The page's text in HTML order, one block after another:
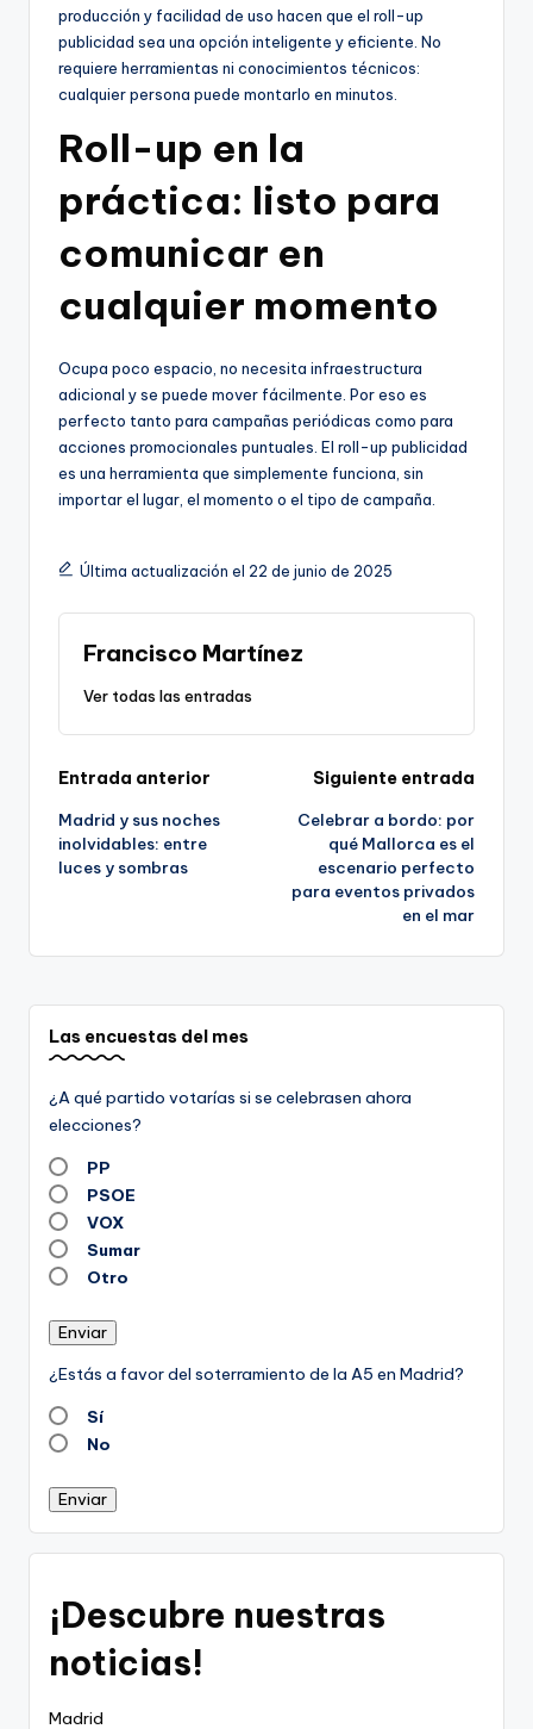
producción y facilidad de uso hacen que el roll-up
publicidad sea una opción inteligente y eficiente. No
requiere herramientas ni conocimientos técnicos:
cualquier persona puede montarlo en minutos.
Roll-up en la
práctica: listo para
comunicar en
cualquier momento
Ocupa poco espacio, no necesita infraestructura
adicional y se puede mover fácilmente. Por eso es
perfecto tanto para campañas periódicas como para
acciones promocionales puntuales. El roll-up publicidad
es una herramienta que simplemente funciona, sin
importar el lugar, el momento o el tipo de campaña.
Última actualización el 22 de junio de 2025
Francisco Martínez
Ver todas las entradas
Navegación
de
entradas
Entrada anterior
Madrid y sus noches
inolvidables: entre
luces y sombras
Siguiente entrada
Celebrar a bordo: por
qué Mallorca es el
escenario perfecto
para eventos privados
en el mar
Las encuestas del mes
¿A qué partido votarías si se celebrasen ahora
elecciones?
PP
PSOE
VOX
Sumar
Otro
Enviar
¿Estás a favor del soterramiento de la A5 en Madrid?
Sí
No
Enviar
¡Descubre nuestras
noticias!
Madrid